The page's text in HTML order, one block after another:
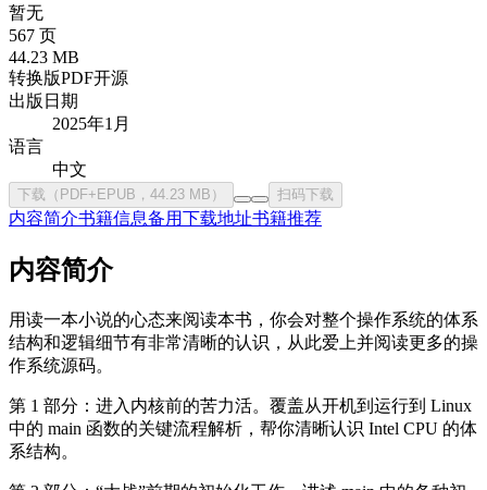
暂无
567 页
44.23 MB
转换版PDF开源
出版日期
2025年1月
语言
中文
下载（PDF+EPUB，44.23 MB） 扫码下载
内容简介书籍信息备用下载地址书籍推荐
内容简介
用读一本小说的心态来阅读本书，你会对整个操作系统的体系
结构和逻辑细节有非常清晰的认识，从此爱上并阅读更多的操
作系统源码。
第 1 部分：进入内核前的苦力活。覆盖从开机到运行到 Linux
中的 main 函数的关键流程解析，帮你清晰认识 Intel CPU 的体
系结构。